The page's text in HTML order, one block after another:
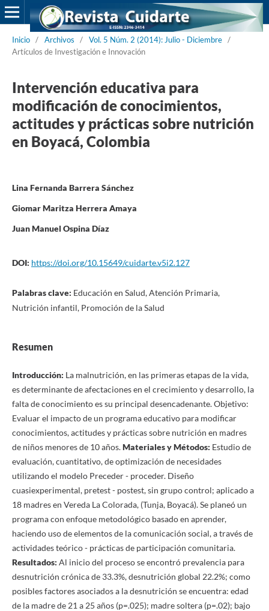
Inicio / Archivos / Vol. 5 Núm. 2 (2014): Julio - Diciembre /
Artículos de Investigación e Innovación
Intervención educativa para
modificación de conocimientos,
actitudes y prácticas sobre nutrición
en Boyacá, Colombia
Lina Fernanda Barrera Sánchez
Giomar Maritza Herrera Amaya
Juan Manuel Ospina Díaz
DOI: https://doi.org/10.15649/cuidarte.v5i2.127
Palabras clave: Educación en Salud, Atención Primaria,
Nutrición infantil, Promoción de la Salud
Resumen
Introducción: La malnutrición, en las primeras etapas de la vida,
es determinante de afectaciones en el crecimiento y desarrollo, la
falta de conocimiento es su principal desencadenante. Objetivo:
Evaluar el impacto de un programa educativo para modificar
conocimientos, actitudes y prácticas sobre nutrición en madres
de niños menores de 10 años.Materiales y Métodos: Estudio de
evaluación, cuantitativo, de optimización de necesidades
utilizando el modelo Preceder - proceder. Diseño
cuasiexperimental, pretest - postest, sin grupo control; aplicado a
18 madres en Vereda La Colorada, (Tunja, Boyacá). Se planeó un
programa con enfoque metodológico basado en aprender,
haciendo uso de elementos de la comunicación social, a través de
actividades teórico - prácticas de participación comunitaria.
Resultados: Al inicio del proceso se encontró prevalencia para
desnutrición crónica de 33.3%, desnutrición global 22.2%; como
posibles factores asociados a la desnutrición se encuentra: edad
de la madre de 21 a 25 años (p=.025); madre soltera (p=.02); bajo